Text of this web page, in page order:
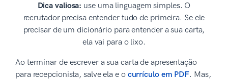
Dica valiosa: use uma linguagem simples. O
recrutador precisa entender tudo de primeira. Se ele
precisar de um dicionário para entender a sua carta,
ela vai para o lixo.
Ao terminar de escrever a sua carta de apresentação
para recepcionista, salve ela e o currículo em PDF. Mas,